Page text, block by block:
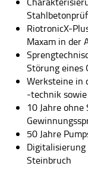
RiotronicX-
Maxam in der
Störung eines
Werksteine in
-technik
10 Jahre ohne
50 Jahre
Steinbruch